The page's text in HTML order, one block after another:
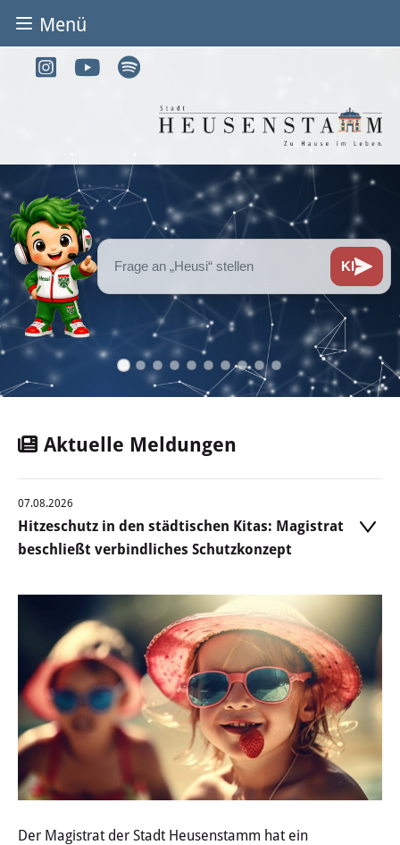
KI
Aktuelle Meldungen
07.08.2026
Hitzeschutz in den städtischen Kitas: Magistrat
beschließt verbindliches Schutzkonzept
Der Magistrat der Stadt Heusenstamm hat ein
Menü
BÜRGER & STADT
Dienstleistungen von A-Z
Digitales Rathaus
Bürgerbüro
Heirat
Abfall & Entsorgung
Ortsgerichte & Schiedsamt
Verwaltung & Politik
Satzungen & Stadtrecht
Ausschreibungen
Karriere & Ausbildung
Steuern & Gebühren
Ehrungen